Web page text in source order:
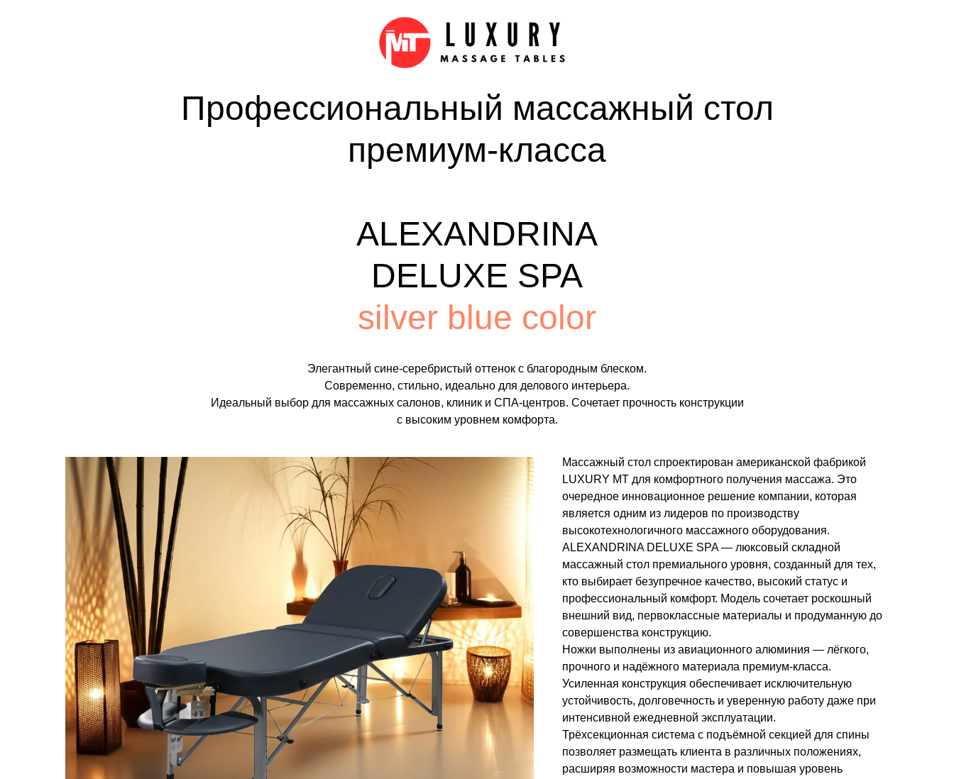
Профессиональный массажный стол
премиум-класса
ALEXANDRINA
DELUXE SPA
silver blue color
Элегантный сине-серебристый оттенок с благородным блеском.
Современно, стильно, идеально для делового интерьера.
Идеальный выбор для массажных салонов, клиник и СПА-центров. Сочетает прочность конструкции
с высоким уровнем комфорта.
Массажный стол спроектирован американской фабрикой
LUXURY МТ для комфортного получения массажа. Это
очередное инновационное решение компании, которая
является одним из лидеров по производству
высокотехнологичного массажного оборудования.
ALEXANDRINA DELUXE SPA — люксовый складной
массажный стол премиального уровня, созданный для тех,
кто выбирает безупречное качество, высокий статус и
профессиональный комфорт. Модель сочетает роскошный
внешний вид, первоклассные материалы и продуманную до
совершенства конструкцию.
Ножки выполнены из авиационного алюминия — лёгкого,
прочного и надёжного материала премиум-класса.
Усиленная конструкция обеспечивает исключительную
устойчивость, долговечность и уверенную работу даже при
интенсивной ежедневной эксплуатации.
Трёхсекционная система с подъёмной секцией для спины
позволяет размещать клиента в различных положениях,
расширяя возможности мастера и повышая уровень